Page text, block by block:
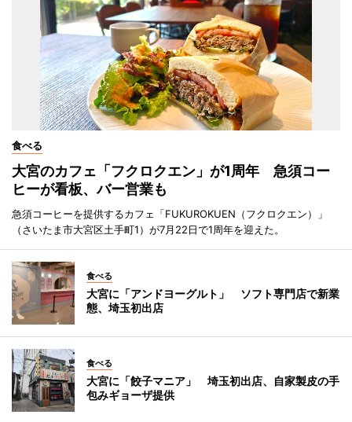
食べる
大宮のカフェ「フクロクエン」が1周年 急須コー
ヒーが看板、バー営業も
急須コーヒーを提供するカフェ「FUKUROKUEN（フクロクエン）」
（さいたま市大宮区土手町1）が7月22日で1周年を迎えた。
食べる
大宮に「アンドヨーグルト」 ソフト専門店で新業
態、埼玉初出店
食べる
大宮に「餃子マニア」 埼玉初出店、自家製皮の手
包みギョーザ提供